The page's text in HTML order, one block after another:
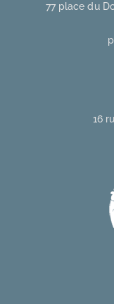
77 place du
16